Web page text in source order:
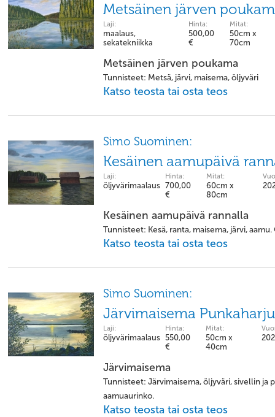
Metsäinen järven
Laji:
maalaus,
sekatekniikka
Hinta:
500,00
€
Mitat:
50cm x
70cm
Metsäinen järven poukama
Tunnisteet: Metsä, järvi, maisema, öljyväri
Katso teosta tai osta teos
Simo Suominen:
Kesäinen aamupäivä
Laji:
öljyvärimaalaus
Hinta:
700,00
€
Mitat:
60cm x
80cm
Kesäinen aamupäivä rannalla
Tunnisteet: Kesä, ranta, maisema, järvi,
Katso teosta tai osta teos
Simo Suominen:
Järvimaisema
Laji:
öljyvärimaalaus
Hinta:
550,00
€
Mitat:
50cm x
40cm
Järvimaisema
Tunnisteet: Järvimaisema, öljyväri, sivellin ja
aamuaurinko.
Katso teosta tai osta teos